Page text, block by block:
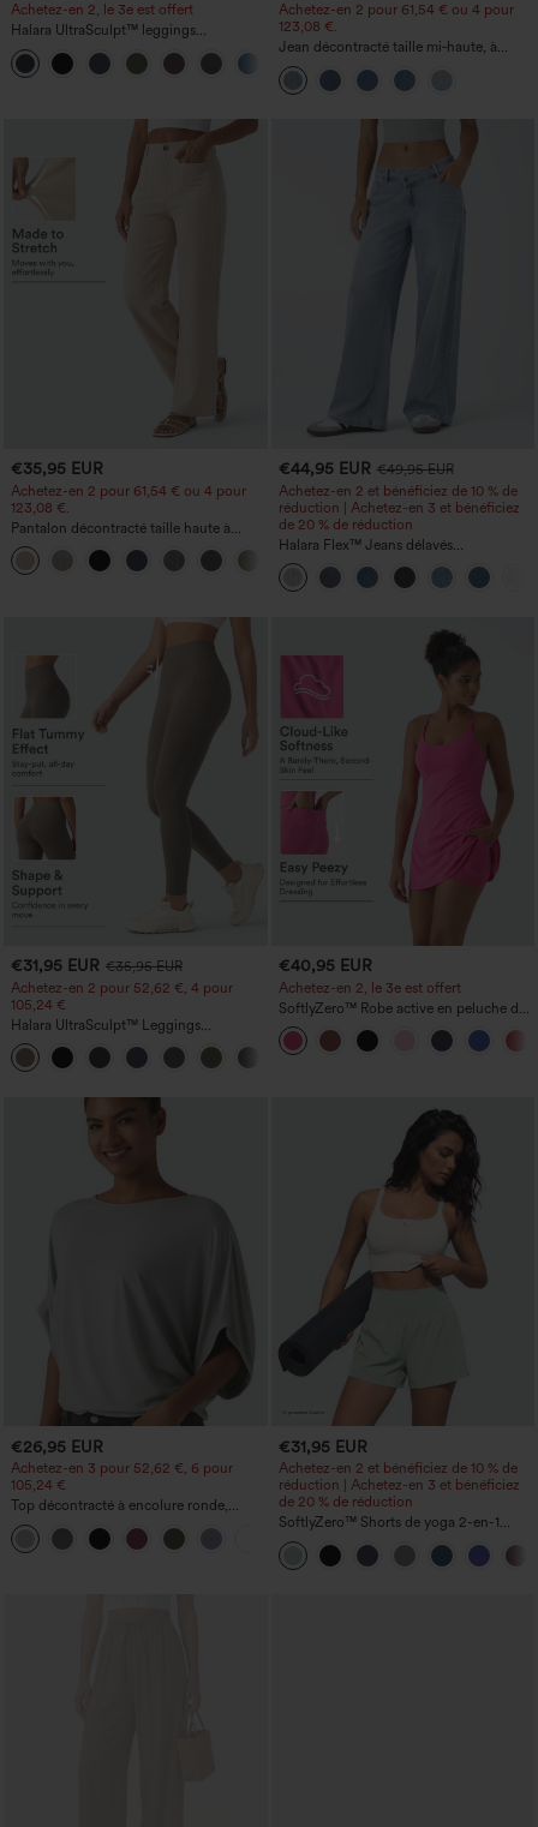
Achetez-en 2, le 3e est offert
Halara UltraSculpt™ leggings
d'entraînement taille haute — fronces
liftantes pour le fessier, maintien gainant
du ventre et poche
Achetez-en 2 pour 61,54 € ou 4 pour
123,08 €.
Jean décontracté taille mi‑haute, à
cordon de serrage, avec poches
€35,95 EUR
Achetez-en 2 pour 61,54 € ou 4 pour
123,08 €.
Pantalon décontracté taille haute à
jambe droite, effet lin, avec poches
€44,95 EUR €49,95 EUR
Achetez-en 2 et bénéficiez de 10 % de
réduction | Achetez-en 3 et bénéficiez
de 20 % de réduction
Halara Flex™ Jeans délavés
décontractés, coupe baggy à jambe
large, taille basse asymétrique, poches
zippées
€31,95 EUR €35,95 EUR
Achetez-en 2 pour 52,62 €, 4 pour
105,24 €
Halara UltraSculpt™ Leggings
d'entraînement sculptants taille haute,
effet ventre plat, avec poche
€40,95 EUR
Achetez-en 2, le 3e est offert
SoftlyZero™ Robe active en peluche dos
nu — Édition Hyper Facile
€26,95 EUR
Achetez-en 3 pour 52,62 €, 6 pour
105,24 €
Top décontracté à encolure ronde,
manches chauve-souris et coupe ample
€31,95 EUR
Achetez-en 2 et bénéficiez de 10 % de
réduction | Achetez-en 3 et bénéficiez
de 20 % de réduction
SoftlyZero™ Shorts de yoga 2-en-1
InstantCool, super taille haute, aérés, 5''
avec poches — longueur allongée